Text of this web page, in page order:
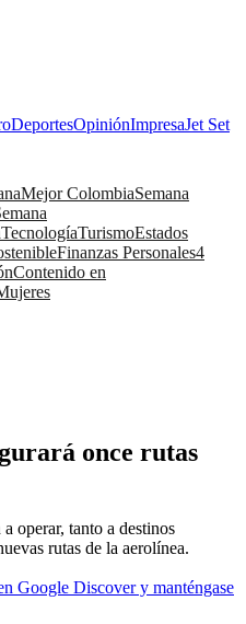
DeportesOpiniónImpresaJet Set
Mejor ColombiaSemana
TecnologíaTurismoEstados
Finanzas Personales4
Contenido en
once rutas
operar, tanto a destinos
rutas de la aerolínea.
Google Discover y manténgase